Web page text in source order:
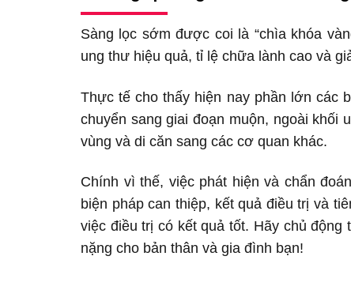
Sàng lọc sớm được coi là “chìa khóa
ung thư hiệu quả, tỉ lệ chữa lành cao và
Thực tế cho thấy hiện nay phần lớn các
chuyển sang giai đoạn muộn, ngoài khối
vùng và di căn sang các cơ quan khác.
Chính vì thế, việc phát hiện và chẩn
biện pháp can thiệp, kết quả điều trị và
việc điều trị có kết quả tốt. Hãy chủ
nặng cho bản thân và gia đình bạn!